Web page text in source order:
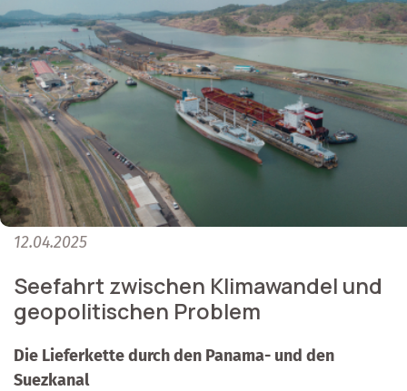
12.04.2025
Seefahrt zwischen Klimawandel und
geopolitischen Problem
Die Lieferkette durch den Panama- und den
Suezkanal